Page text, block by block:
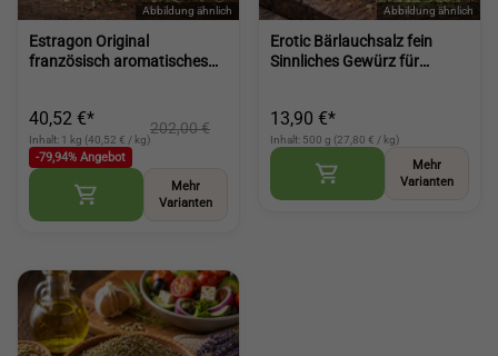
Estragon Original
französisch aromatisches
Tarragon)
40,52 €*
Inhalt: 1 kg (40,52 € / kg)
202,00 €
-79,94% Angebot
Mehr
Varianten
Erotic Bärlauchsalz fein
Sinnliches Gewürz für
Bärlauch (Wild Garlic Salt)
13,90 €*
Inhalt: 500 g (27,80 € / kg)
Mehr
Varianten